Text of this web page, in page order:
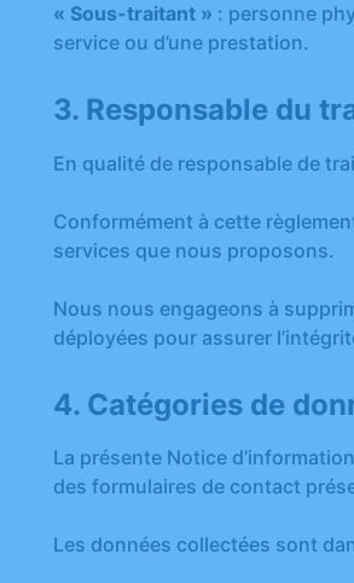
« Sous-traitant » : personne
service ou d’une prestation.
3. Responsable du
En qualité de responsable de
Conformément à cette
services que nous proposons.
Nous nous engageons à
déployées pour assurer
4. Catégories de
La présente Notice
des formulaires de contact
Les données collectées sont